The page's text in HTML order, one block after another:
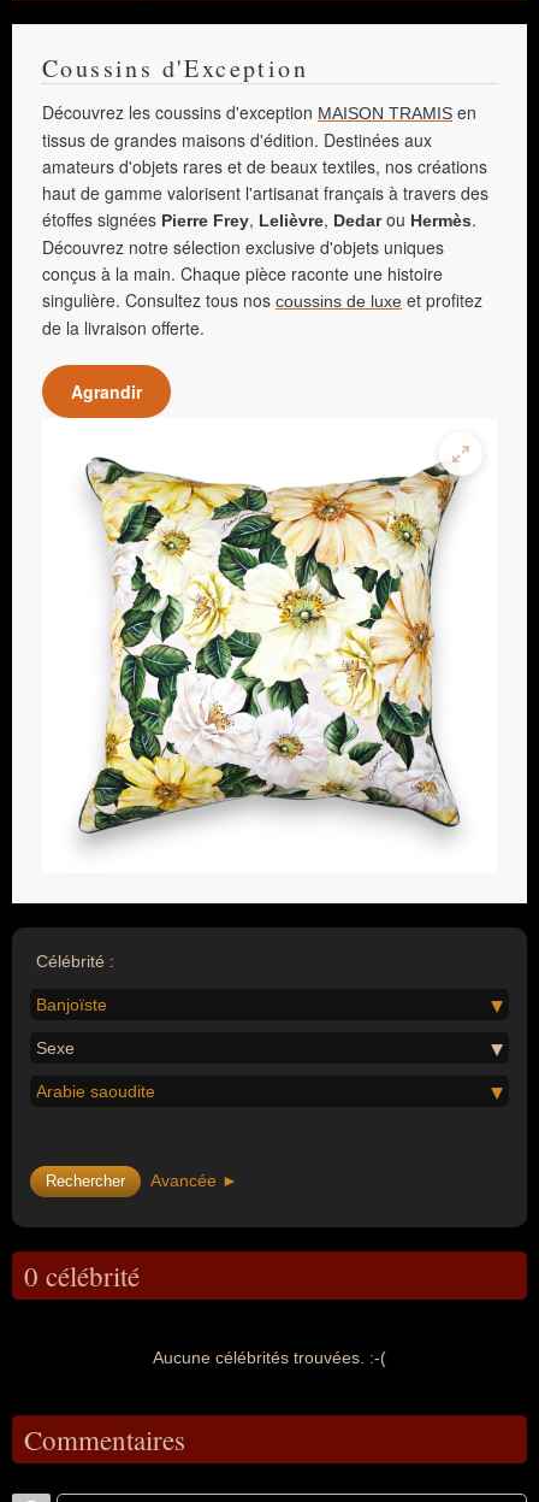
Coussins d'Exception
Découvrez les coussins d'exception MAISON TRAMIS en
tissus de grandes maisons d'édition. Destinées aux
amateurs d'objets rares et de beaux textiles, nos créations
haut de gamme valorisent l'artisanat français à travers des
étoffes signées Pierre Frey, Lelièvre, Dedarou Hermès.
Découvrez notre sélection exclusive d'objets uniques
conçus à la main. Chaque pièce raconte une histoire
singulière. Consultez tous nos coussins de luxe et profitez
de la livraison offerte.
Agrandir
Célébrité :
Banjoïste
Sexe
Arabie saoudite
Avancée ►
0 célébrité
Aucune célébrités trouvées. :-(
Commentaires